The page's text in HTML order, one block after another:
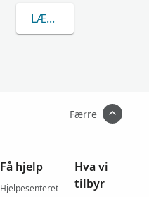
LÆR MER OM
Færre
Få hjelp
Hjelpesenteret
Hva vi
tilbyr